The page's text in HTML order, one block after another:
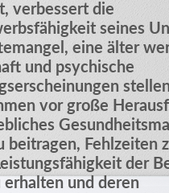
verbessert die
seines
eine älter
und psychische
vor große
beitragen, Fehlzeiten
der
erhalten und deren